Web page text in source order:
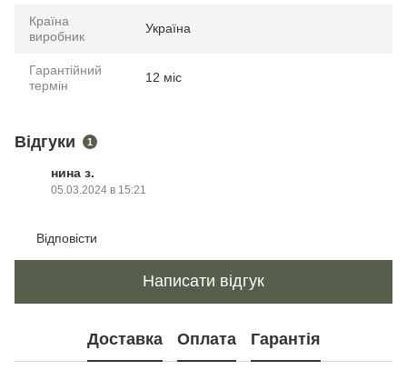
Країна
виробник
Україна
Гарантійний
термін
12 міс
Відгуки 1
нина з.
05.03.2024 в 15:21
Відповісти
Написати відгук
Доставка Оплата Гарантія